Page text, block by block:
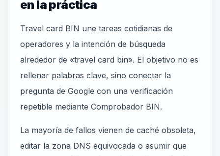
en la práctica
Travel card BIN une tareas cotidianas de
operadores y la intención de búsqueda
alrededor de «travel card bin». El objetivo no es
rellenar palabras clave, sino conectar la
pregunta de Google con una verificación
repetible mediante Comprobador BIN.
La mayoría de fallos vienen de caché obsoleta,
editar la zona DNS equivocada o asumir que